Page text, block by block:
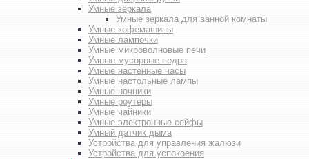
Умные зеркала
Умные зеркала для ванной комнаты
Умные кофемашины
Умные лампочки
Умные микроволновые печи
Умные мусорные ведра
Умные настенные часы
Умные настольные лампы
Умные ночники
Умные роутеры
Умные чайники
Умные электронные сейфы
Умный датчик дыма
Устройства для управления жалюзи
Устройства для успокоения